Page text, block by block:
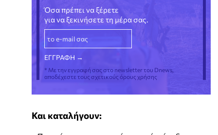
Όσα πρέπει να ξέρετε
για να ξεκινήσετε τη μέρα σας.
* Με την εγγραφή σας στο newsletter του Dnews,
αποδέχεστε τους σχετικούς όρους χρήσης
Και καταλήγουν: